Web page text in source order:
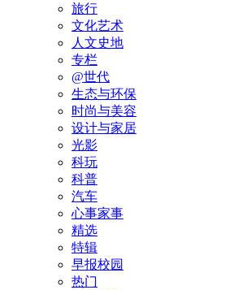
旅行
文化艺术
人文史地
专栏
@世代
生态与环保
时尚与美容
设计与家居
光影
科玩
科普
汽车
心事家事
精选
特辑
早报校园
热门